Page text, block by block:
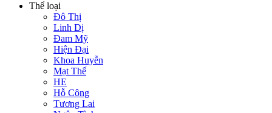
Thể loại
Đô Thị
Linh Dị
Đam Mỹ
Hiện Đại
Khoa Huyễn
Mạt Thế
HE
Hỗ Công
Tương Lai